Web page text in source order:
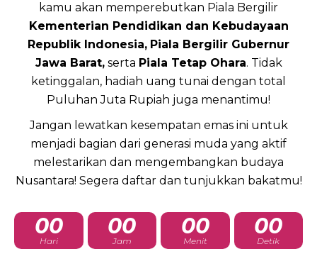
kamu akan memperebutkan Piala Bergilir
Kementerian Pendidikan dan Kebudayaan
Republik Indonesia, Piala Bergilir Gubernur
Jawa Barat,serta Piala Tetap Ohara. Tidak
ketinggalan, hadiah uang tunai dengan total
Puluhan Juta Rupiah juga menantimu!
Jangan lewatkan kesempatan emas ini untuk
menjadi bagian dari generasi muda yang aktif
melestarikan dan mengembangkan budaya
Nusantara! Segera daftar dan tunjukkan bakatmu!
00
Hari
00
Jam
00
Menit
00
Detik